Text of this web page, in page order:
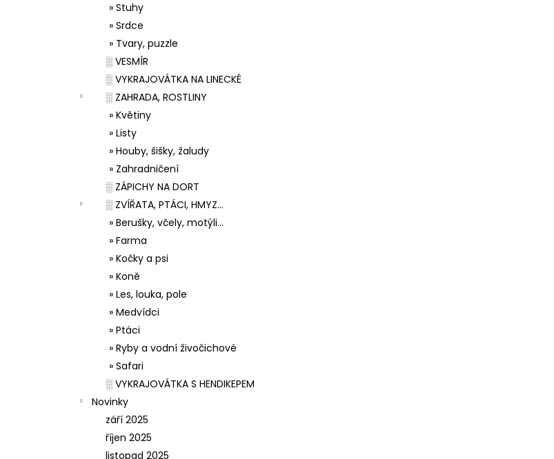
» Stuhy
» Srdce
» Tvary, puzzle
░ VESMÍR
░ VYKRAJOVÁTKA NA LINECKÉ
░ ZAHRADA, ROSTLINY
» Květiny
» Listy
» Houby, šišky, žaludy
» Zahradničení
░ ZÁPICHY NA DORT
░ ZVÍŘATA, PTÁCI, HMYZ...
» Berušky, včely, motýli...
» Farma
» Kočky a psi
» Koně
» Les, louka, pole
» Medvídci
» Ptáci
» Ryby a vodní živočichové
» Safari
░ VYKRAJOVÁTKA S HENDIKEPEM
Novinky
září 2025
říjen 2025
listopad 2025